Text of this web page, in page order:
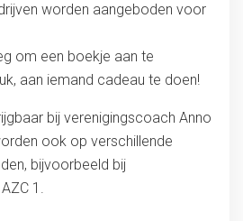
worden aangeboden voor
om een boekje aan te
aan iemand cadeau te doen!
bij verenigingscoach Anno
ook op verschillende
bijvoorbeeld bij
1.